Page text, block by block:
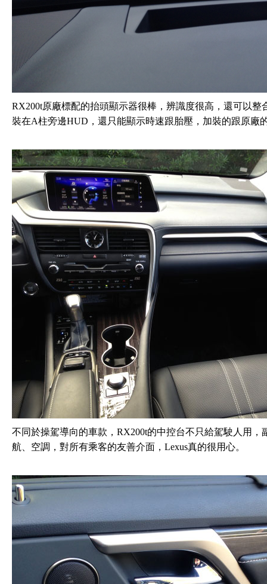
RX200t原廠標配的抬頭顯示器很棒，辨識度很高，還可以
裝在A柱旁邊HUD，還只能顯示時速跟胎壓，加裝的跟原廠
不同於操駕導向的車款，RX200t的中控台不只給駕駛人用
航、空調，對所有乘客的友善介面，Lexus真的很用心。